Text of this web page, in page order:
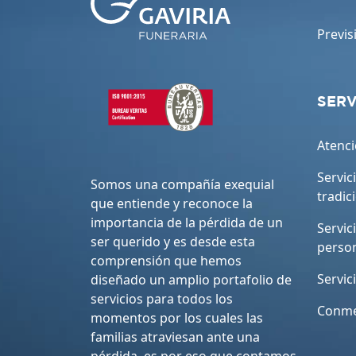
Somos una compañía exequial
que entiende y reconoce la
importancia de la pérdida de un
ser querido y es desde esta
comprensión que hemos
diseñado un amplio portafolio de
servicios para todos los
momentos por los cuales las
familias atraviesan ante una